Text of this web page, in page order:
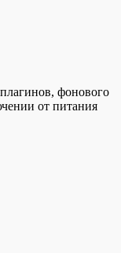
фонового
от питания